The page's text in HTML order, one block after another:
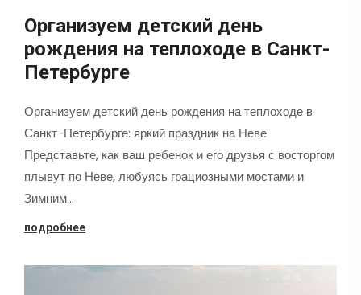
Организуем детский день
рождения на теплоходе в Санкт-
Петербурге
Организуем детский день рождения на теплоходе в
Санкт-Петербурге: яркий праздник на Неве
Представьте, как ваш ребенок и его друзья с восторгом
плывут по Неве, любуясь грациозными мостами и
Зимним…
подробнее